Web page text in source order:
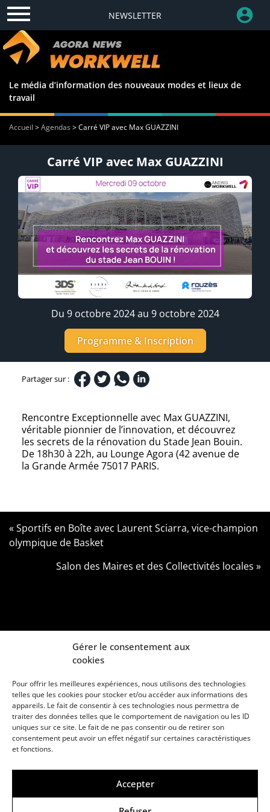
Gérer le consentement aux
cookies
Pour offrir les meilleures expériences, nous utilisons des technologies
telles que les cookies pour stocker et/ou accéder aux informations des
appareils. Le fait de consentir à ces technologies nous permettra de
traiter des données telles que le comportement de navigation ou les ID
uniques sur ce site. Le fait de ne pas consentir ou de retirer son
consentement peut avoir un effet négatif sur certaines caractéristiques
et fonctions.
Accepter
NEWSLETTER
Le média d’information des nouveaux modes et lieux de
travail
Accueil >Agendas>Carré VIP avec Max GUAZZINI
Carré VIP avec Max GUAZZINI
Du 9 octobre 2024 au 9 octobre 2024
Programme & Inscription
Partager sur :
Rencontre Exceptionnelle avec Max GUAZZINI,
véritable pionnier de l’innovation, et découvrez
les secrets de la rénovation du Stade Jean Bouin.
De 18h30 à 22h, au Lounge Agora (42 avenue de
la Grande Armée 75017 PARIS.
« Sportifs en Boîte avec Laurent Sciarra, vice-champion
olympique de Basket
Salon des Maires et des Collectivités locales »
Une marque d’Agora Médias, éditeur de presse
© Copyright ANews WorkWell 2026